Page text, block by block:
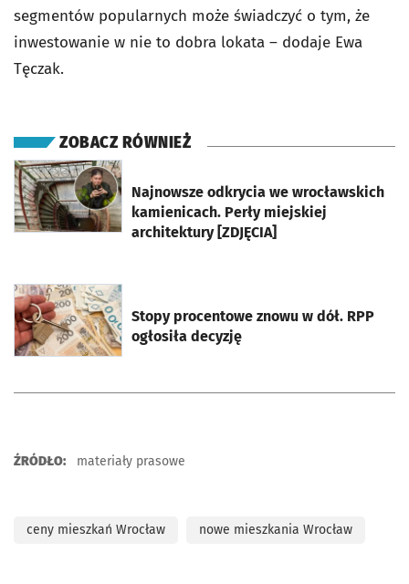
segmentów popularnych może świadczyć o tym, że
inwestowanie w nie to dobra lokata – dodaje Ewa
Tęczak.
ZOBACZ RÓWNIEŻ
Najnowsze odkrycia we wrocławskich
kamienicach. Perły miejskiej
architektury [ZDJĘCIA]
otworzy się w nowej karcie
Stopy procentowe znowu w dół. RPP
ogłosiła decyzję
otworzy się w nowej karcie
ŹRÓDŁO: materiały prasowe
ceny mieszkań Wrocław nowe mieszkania Wrocław